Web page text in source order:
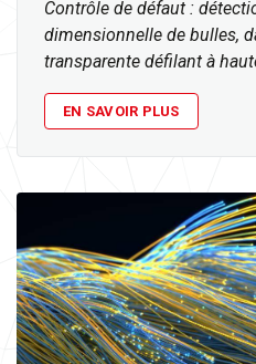
Contrôle de défaut :
dimensionnelle de bulles,
transparente défilant à
EN SAVOIR PLUS